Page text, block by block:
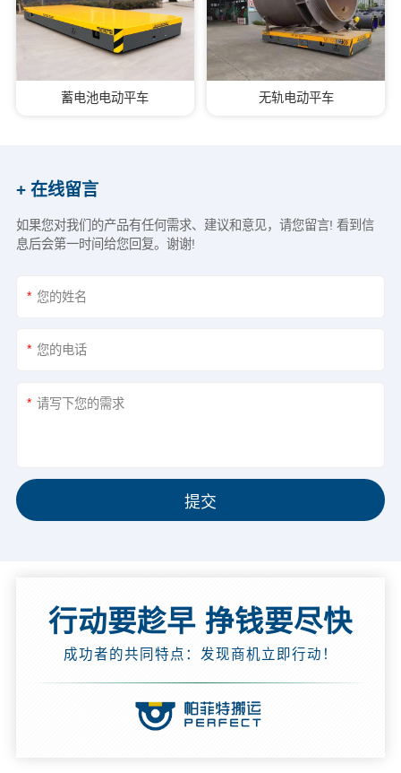
蓄电池电动平车 无轨电动平车
+ 在线留言
如果您对我们的产品有任何需求、建议和意见，请您留言! 看到信
息后会第一时间给您回复。谢谢!
*
*
*
提交
行动要趁早 挣钱要尽快
成功者的共同特点：发现商机立即行动！